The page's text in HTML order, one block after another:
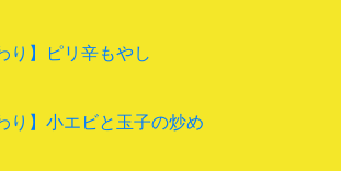
り】ピリ辛もやし
り】小エビと玉子の炒め